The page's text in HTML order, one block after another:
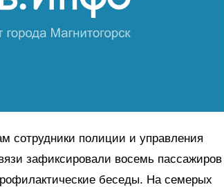
сотрудники полиции и управления
зафиксировали восемь пассажиров
беседы. На семерых